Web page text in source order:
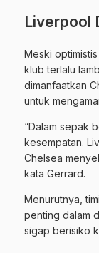
Liverpool
Meski
klub terlalu
dimanfaatkan
untuk
“Dalam sepak
kesempatan.
Chelsea
kata Gerrard.
Menurutnya,
penting dalam
sigap berisiko